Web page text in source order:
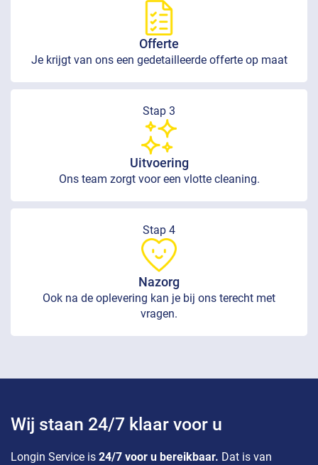
Offerte
Je krijgt van ons een gedetailleerde offerte op maat
Stap 3
Uitvoering
Ons team zorgt voor een vlotte cleaning.
Stap 4
Nazorg
Ook na de oplevering kan je bij ons terecht met
vragen.
Wij staan 24/7 klaar voor u
Longin Service is 24/7 voor u bereikbaar. Dat is van